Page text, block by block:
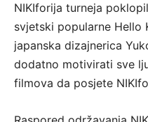
NIKIforija turneja
svjetski popularne Hello
japanska dizajnerica
dodatno motivirati sve
filmova da posjete